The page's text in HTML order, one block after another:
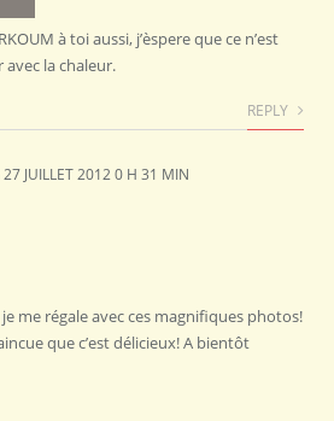
à toi aussi, j’èspere que ce n’est
la chaleur.
REPLY
27 JUILLET 2012 0 H 31 MIN
me régale avec ces magnifiques photos!
que c’est délicieux! A bientôt